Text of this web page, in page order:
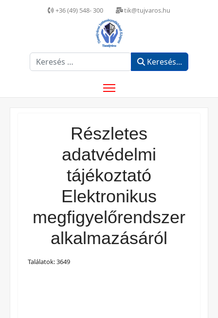
+36 (49) 548- 300 tik@tujvaros.hu
Keresés... Keresés...
Részletes
adatvédelmi
tájékoztató
Elektronikus
megfigyelőrendszer
alkalmazásáról
Találatok: 3649